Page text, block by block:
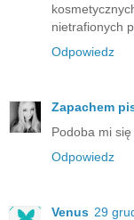
nietrafionych
Odpowiedz
Zapachem
Podoba mi
Odpowiedz
Venus 29